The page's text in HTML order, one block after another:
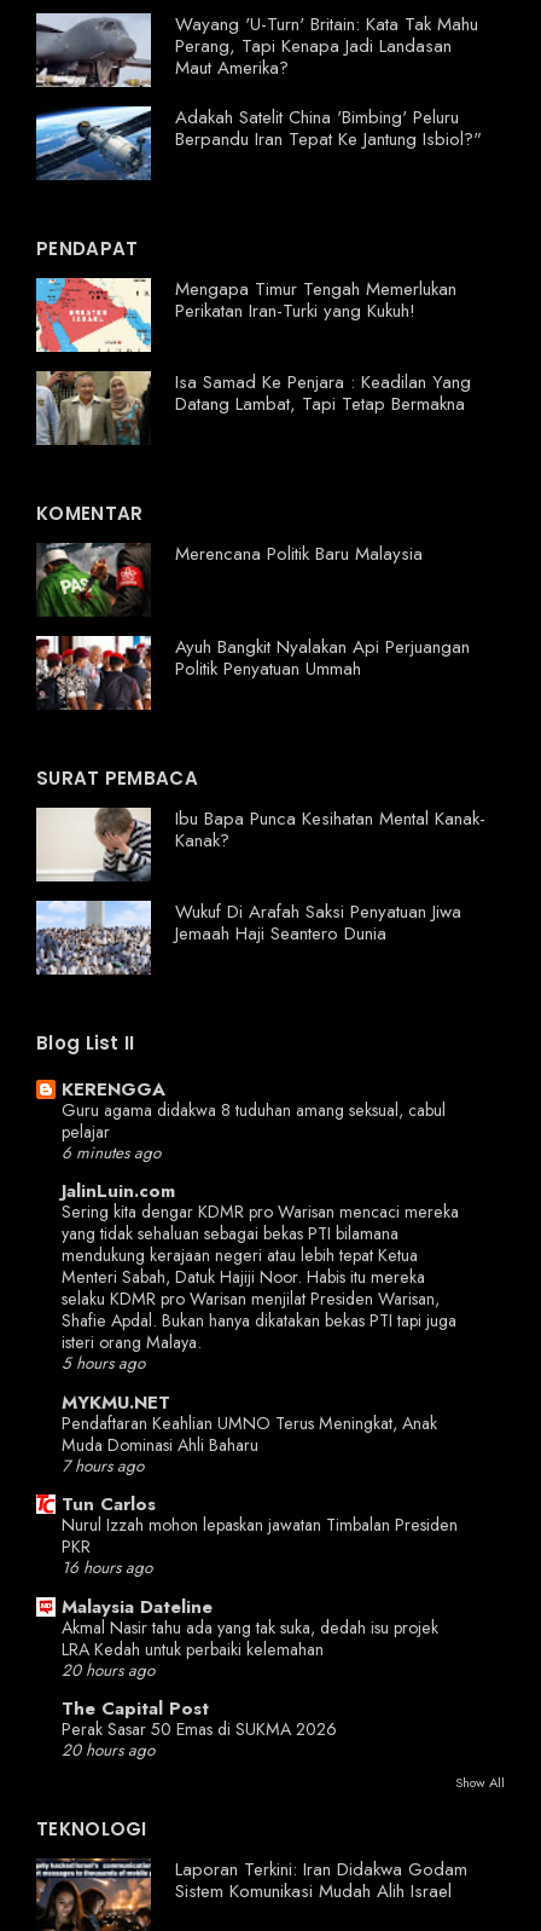
Wayang 'U-Turn' Britain: Kata Tak Mahu
Perang, Tapi Kenapa Jadi Landasan
Maut Amerika?
Adakah Satelit China 'Bimbing' Peluru
Berpandu Iran Tepat Ke Jantung Isbiol?"
PENDAPAT
Mengapa Timur Tengah Memerlukan
Perikatan Iran-Turki yang Kukuh!
Isa Samad Ke Penjara : Keadilan Yang
Datang Lambat, Tapi Tetap Bermakna
KOMENTAR
Merencana Politik Baru Malaysia
Ayuh Bangkit Nyalakan Api Perjuangan
Politik Penyatuan Ummah
SURAT PEMBACA
Ibu Bapa Punca Kesihatan Mental Kanak-
Kanak?
Wukuf Di Arafah Saksi Penyatuan Jiwa
Jemaah Haji Seantero Dunia
Blog List II
KERENGGA
Guru agama didakwa 8 tuduhan amang seksual, cabul
pelajar
6 minutes ago
JalinLuin.com
Sering kita dengar KDMR pro Warisan mencaci mereka
yang tidak sehaluan sebagai bekas PTI bilamana
mendukung kerajaan negeri atau lebih tepat Ketua
Menteri Sabah, Datuk Hajiji Noor. Habis itu mereka
selaku KDMR pro Warisan menjilat Presiden Warisan,
Shafie Apdal. Bukan hanya dikatakan bekas PTI tapi juga
isteri orang Malaya.
5 hours ago
MYKMU.NET
Pendaftaran Keahlian UMNO Terus Meningkat, Anak
Muda Dominasi Ahli Baharu
7 hours ago
Tun Carlos
Nurul Izzah mohon lepaskan jawatan Timbalan Presiden
PKR
16 hours ago
Malaysia Dateline
Akmal Nasir tahu ada yang tak suka, dedah isu projek
LRA Kedah untuk perbaiki kelemahan
20 hours ago
The Capital Post
Perak Sasar 50 Emas di SUKMA 2026
20 hours ago
Show All
TEKNOLOGI
Laporan Terkini: Iran Didakwa Godam
Sistem Komunikasi Mudah Alih Israel